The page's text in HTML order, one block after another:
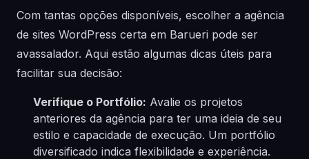
Com tantas opções disponíveis, escolher a agência
de sites WordPress certa em Barueri pode ser
avassalador. Aqui estão algumas dicas úteis para
facilitar sua decisão:
Verifique o Portfólio: Avalie os projetos
anteriores da agência para ter uma ideia de seu
estilo e capacidade de execução. Um portfólio
diversificado indica flexibilidade e experiência.